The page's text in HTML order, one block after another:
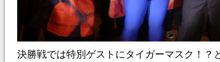
決勝戦では特別ゲストにタイガーマスク！？